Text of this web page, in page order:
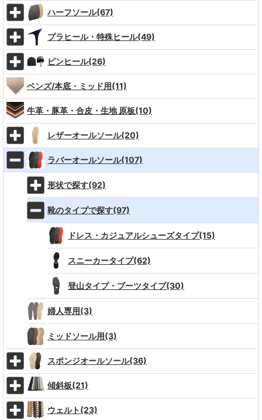
ハーフソール(67)
プラヒール・特殊ヒール(49)
ピンヒール(26)
ベンズ/本底・ミッド用(11)
牛革・豚革・合皮・生地 原板(10)
レザーオールソール(20)
ラバーオールソール(107)
形状で探す(92)
靴のタイプで探す(97)
ドレス・カジュアルシューズタイプ(15)
スニーカータイプ(62)
登山タイプ・ブーツタイプ(30)
婦人専用(3)
ミッドソール用(3)
スポンジオールソール(36)
傾斜板(21)
ウェルト(23)